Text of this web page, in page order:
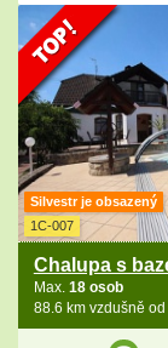
Silvestr je obsazený
1C-007
Chalupa s
Max. 18 osob
88.6 km vzdušně